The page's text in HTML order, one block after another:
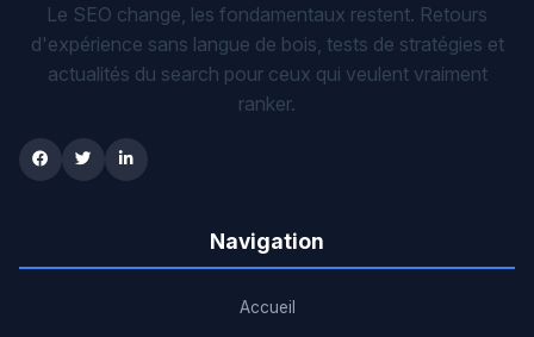
Le SEO change, les fondamentaux restent. Retours
d'expérience sans langue de bois, tests de stratégies et
actualités du search pour ceux qui veulent vraiment
ranker.
Navigation
Accueil